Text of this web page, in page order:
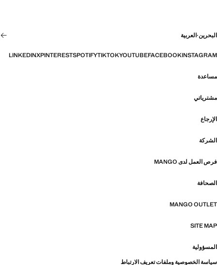
البحرين·العربية
INSTAGRAM
FACEBOOK
YOUTUBE
TIKTOK
SPOTIFY
PINTEREST
X
LINKEDIN
مساعدة
مشترياتي
الإرجاع
الشركة
فرص العمل لدى MANGO
الصحافة
MANGO OUTLET
SITE MAP
المسؤولية
سياسة الخصوصية وملفات تعريف الارتباط